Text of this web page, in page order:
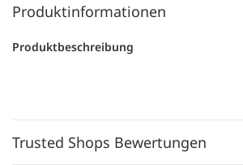
Produktinformationen
Produktbeschreibung
Trusted Shops Bewertungen